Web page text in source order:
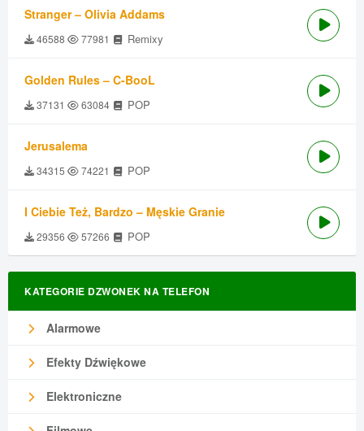
Stranger – Olivia Addams
46588 77981 Remixy
Golden Rules – C-BooL
37131 63084 POP
Jerusalema
34315 74221 POP
I Ciebie Też, Bardzo – Męskie Granie
29356 57266 POP
KATEGORIE DZWONEK NA TELEFON
Alarmowe
Efekty Dźwiękowe
Elektroniczne